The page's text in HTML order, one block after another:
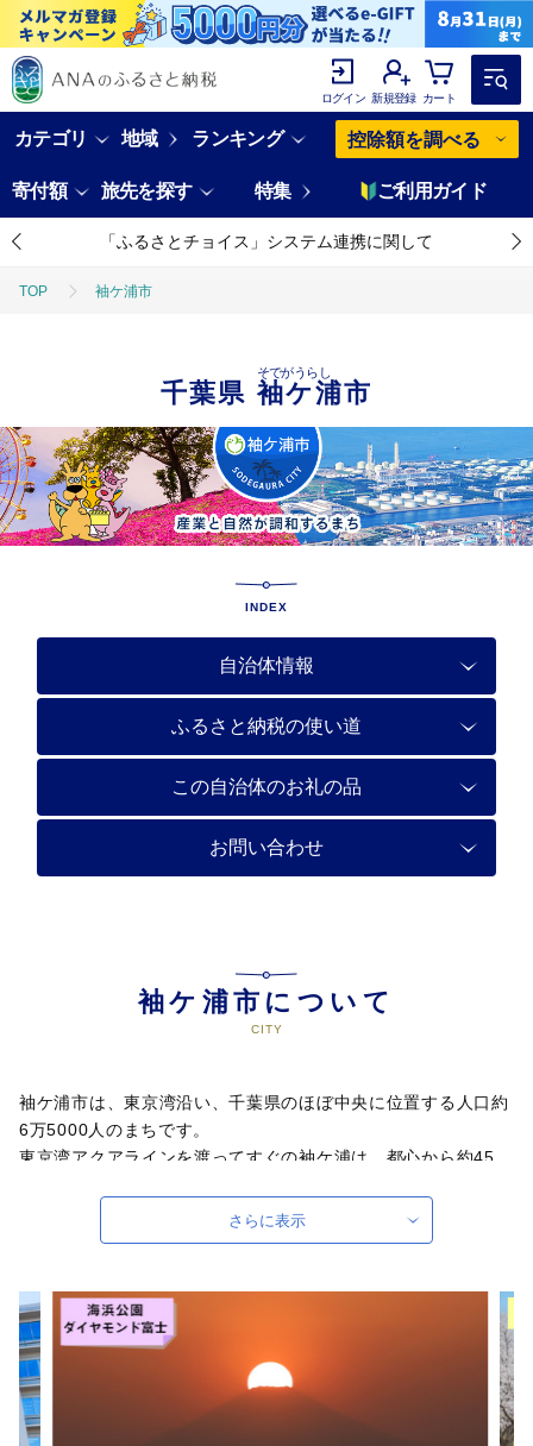
ログイン 新規登録 カート
カテゴリ 地域 ランキング 控除額を調べる
寄付額 旅先を探す 特集 ご利用ガイド
「ふるさとチョイス」システム連携に関して
TOP 袖ケ浦市
千葉県袖ケ浦市
そでがうらし
INDEX
自治体情報
ふるさと納税の使い道
この自治体のお礼の品
お問い合わせ
袖ケ浦市について
袖ケ浦市は、東京湾沿い、千葉県のほぼ中央に位置する人口約
6万5000人のまちです。
東京湾アクアラインを渡ってすぐの袖ケ浦は、都心から約45
東京湾に面した臨海部はエネルギーや石油化学などの大規模な
工場が立地する一方で、内陸部には豊かな田園風景が広がりま
年間を通じて温暖な気候の袖ケ浦では、ゴルフやキャンプ、四
季を通じて味覚狩りが楽しめます。
《子育て・教育に熱心なまち》
袖ケ浦市では、子育て・教育環境の充実に取り組んでいます。
保育ニーズの高まりを受け、新たな保育施設の開設など保育定
さらに表示